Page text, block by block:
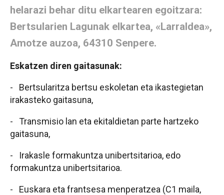
helarazi behar ditu elkartearen egoitzara:
Bertsularien Lagunak elkartea, «Larraldea»,
Amotze auzoa, 64310 Senpere.
Eskatzen diren gaitasunak:
- Bertsularitza bertsu eskoletan eta ikastegietan
irakasteko gaitasuna,
- Transmisio lan eta ekitaldietan parte hartzeko
gaitasuna,
- Irakasle formakuntza unibertsitarioa, edo
formakuntza unibertsitarioa.
- Euskara eta frantsesa menperatzea (C1 maila,